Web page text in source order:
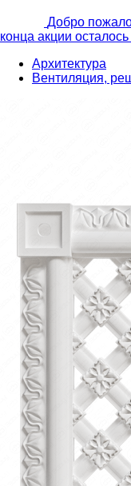
Добро
конца акции осталось
Архитектура
Вентиляция,